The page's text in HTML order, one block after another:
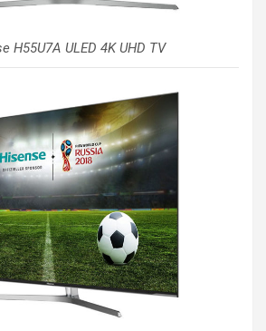
H55U7A ULED 4K UHD TV